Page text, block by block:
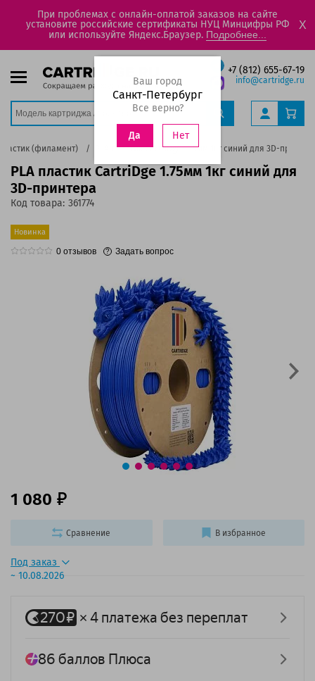
При проблемах с онлайн-оплатой заказов на сайте
установите российские сертификаты НУЦ Минцифры РФ
или используйте Яндекс.Браузер. Подробнее...
X
+7 (812) 655-67-19
info@cartridge.ru
Ваш город
Санкт-Петербург
Все верно?
Да Нет
(филамент) PLA пластик CartriDge 1.75мм 1кг синий для 3D-
PLA пластик CartriDge 1.75мм 1кг синий для
3D-принтера
Код товара: 361774
Новинка
0 отзывов Задать вопрос
Под заказ
~ 10.08.2026
1 080
Сравнение В избранное